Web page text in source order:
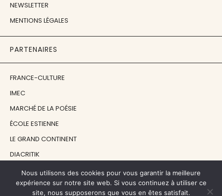
NEWSLETTER
MENTIONS LÉGALES
PARTENAIRES
FRANCE-CULTURE
IMEC
MARCHÉ DE LA POÉSIE
ÉCOLE ESTIENNE
LE GRAND CONTINENT
DIACRITIK
EN ATTENDANT NADEAU
Nous utilisons des cookies pour vous garantir la meilleure
expérience sur notre site web. Si vous continuez à utiliser ce
site, nous supposerons que vous en êtes satisfait.